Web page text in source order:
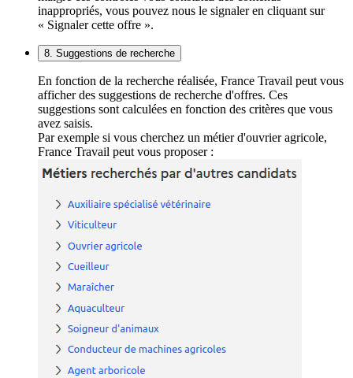
inappropriés, vous pouvez nous le signaler en cliquant sur
« Signaler cette offre ».
8. Suggestions de recherche
En fonction de la recherche réalisée, France Travail peut vous
afficher des suggestions de recherche d'offres. Ces
suggestions sont calculées en fonction des critères que vous
avez saisis.
Par exemple si vous cherchez un métier d'ouvrier agricole,
France Travail peut vous proposer :